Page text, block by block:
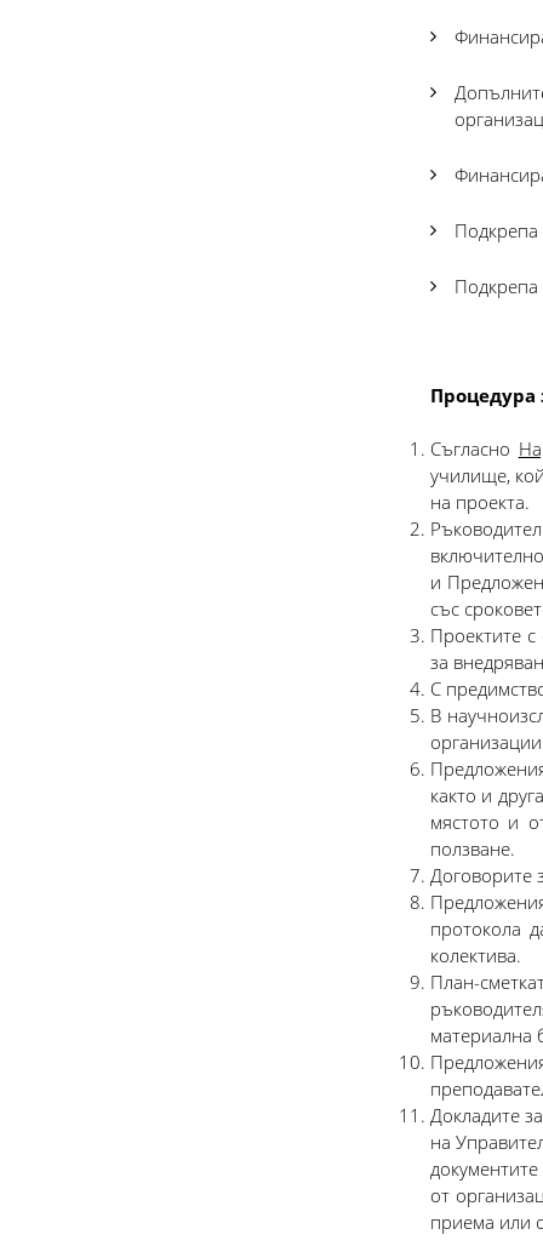
Подкрепа
Подкрепа
Процедура
Съгласно
училище,
на проекта.
и
със
Проектите
за
С
В
както и
мястото и
ползване.
Договорите
протокола
колектива.
План-
материална
Докладите
на
от
приема или